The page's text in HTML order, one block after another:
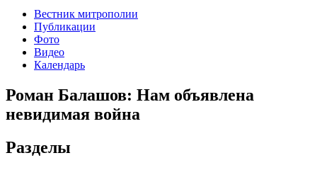
Вестник митрополии
Публикации
Фото
Видео
Календарь
Роман Балашов: Нам объявлена
невидимая война
Разделы